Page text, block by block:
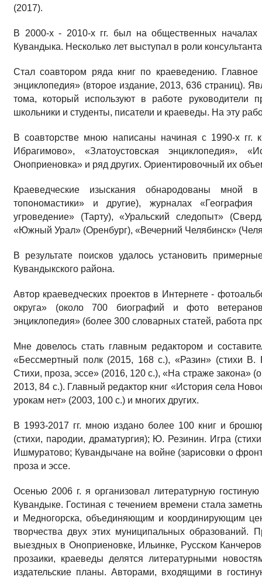
(2017).
В 2000-х - 2010-х гг. был на общественных началах
Кувандыка. Несколько лет выступал в роли
Стал соавтором ряда книг по краеведению.
энциклопедия» (второе издание, 2013, 636 страниц).
тома, который используют в работе руководители
школьники и студенты, писатели и краеведы. На эту
В соавторстве мною написаны начиная с 1990-х гг.
Ибрагимово», «Златоустовская энциклопедия»,
Оноприеновка» и ряд других. Ориентировочный их
Краеведческие изыскания обнародованы мной
топономастики» и другие), журналах
угроведение» (Тарту), «Уральский следопыт»
«Южный Урал» (Оренбург), «Вечерний Челябинск»
В результате поисков удалось установить
Кувандыкского района.
Автор краеведческих проектов в Интернете -
округа» (около 700 биографий и фото
энциклопедия» (более 300 словарных статей, работа
Мне довелось стать главным редактором и
«Бессмертный полк (2015, 168 с.), «Разин» (стихи
Стихи, проза, эссе» (2016, 120 с.), «На страже закона»
2013, 84 с.). Главный редактор книг «История села
урокам нет» (2003, 100 с.) и многих других.
В 1993-2017 гг. мною издано более 100 книг и
(стихи, пародии, драматургия); Ю. Резинин. Игра
Ишмуратово; Кувандычане на войне (зарисовки о
проза и эссе.
Осенью 2006 г. я организовал литературную
Кувандыке. Гостиная с течением времени стала
и Медногорска, объединяющим и координирующим
творчества двух этих муниципальных образований.
выездных в Оноприеновке, Ильинке, Русском
прозаики, краеведы делятся литературными
издательские планы. Авторами, входящими в